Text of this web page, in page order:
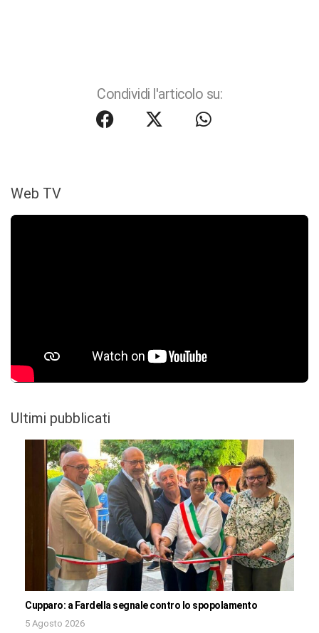
Condividi l'articolo su:
Web TV
Ultimi pubblicati
Cupparo: a Fardella segnale contro lo spopolamento
5 Agosto 2026